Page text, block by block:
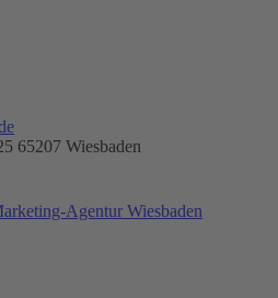
65207 Wiesbaden